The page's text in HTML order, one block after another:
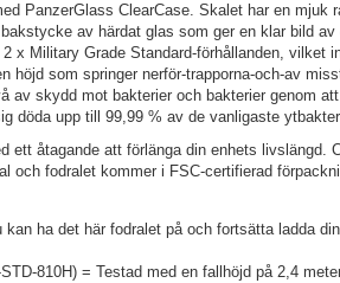
PanzerGlass ClearCase. Skalet har en mjuk
av härdat glas som ger en klar bild av
x Military Grade Standard-förhållanden, vilket
höjd som springer nerför-trapporna-och-av
av skydd mot bakterier och bakterier genom
döda upp till 99,99 % av de vanligaste
ett åtagande att förlänga din enhets livslängd.
och fodralet kommer i FSC-certifierad
ha det här fodralet på och fortsätta ladda
810H) = Testad med en fallhöjd på 2,4